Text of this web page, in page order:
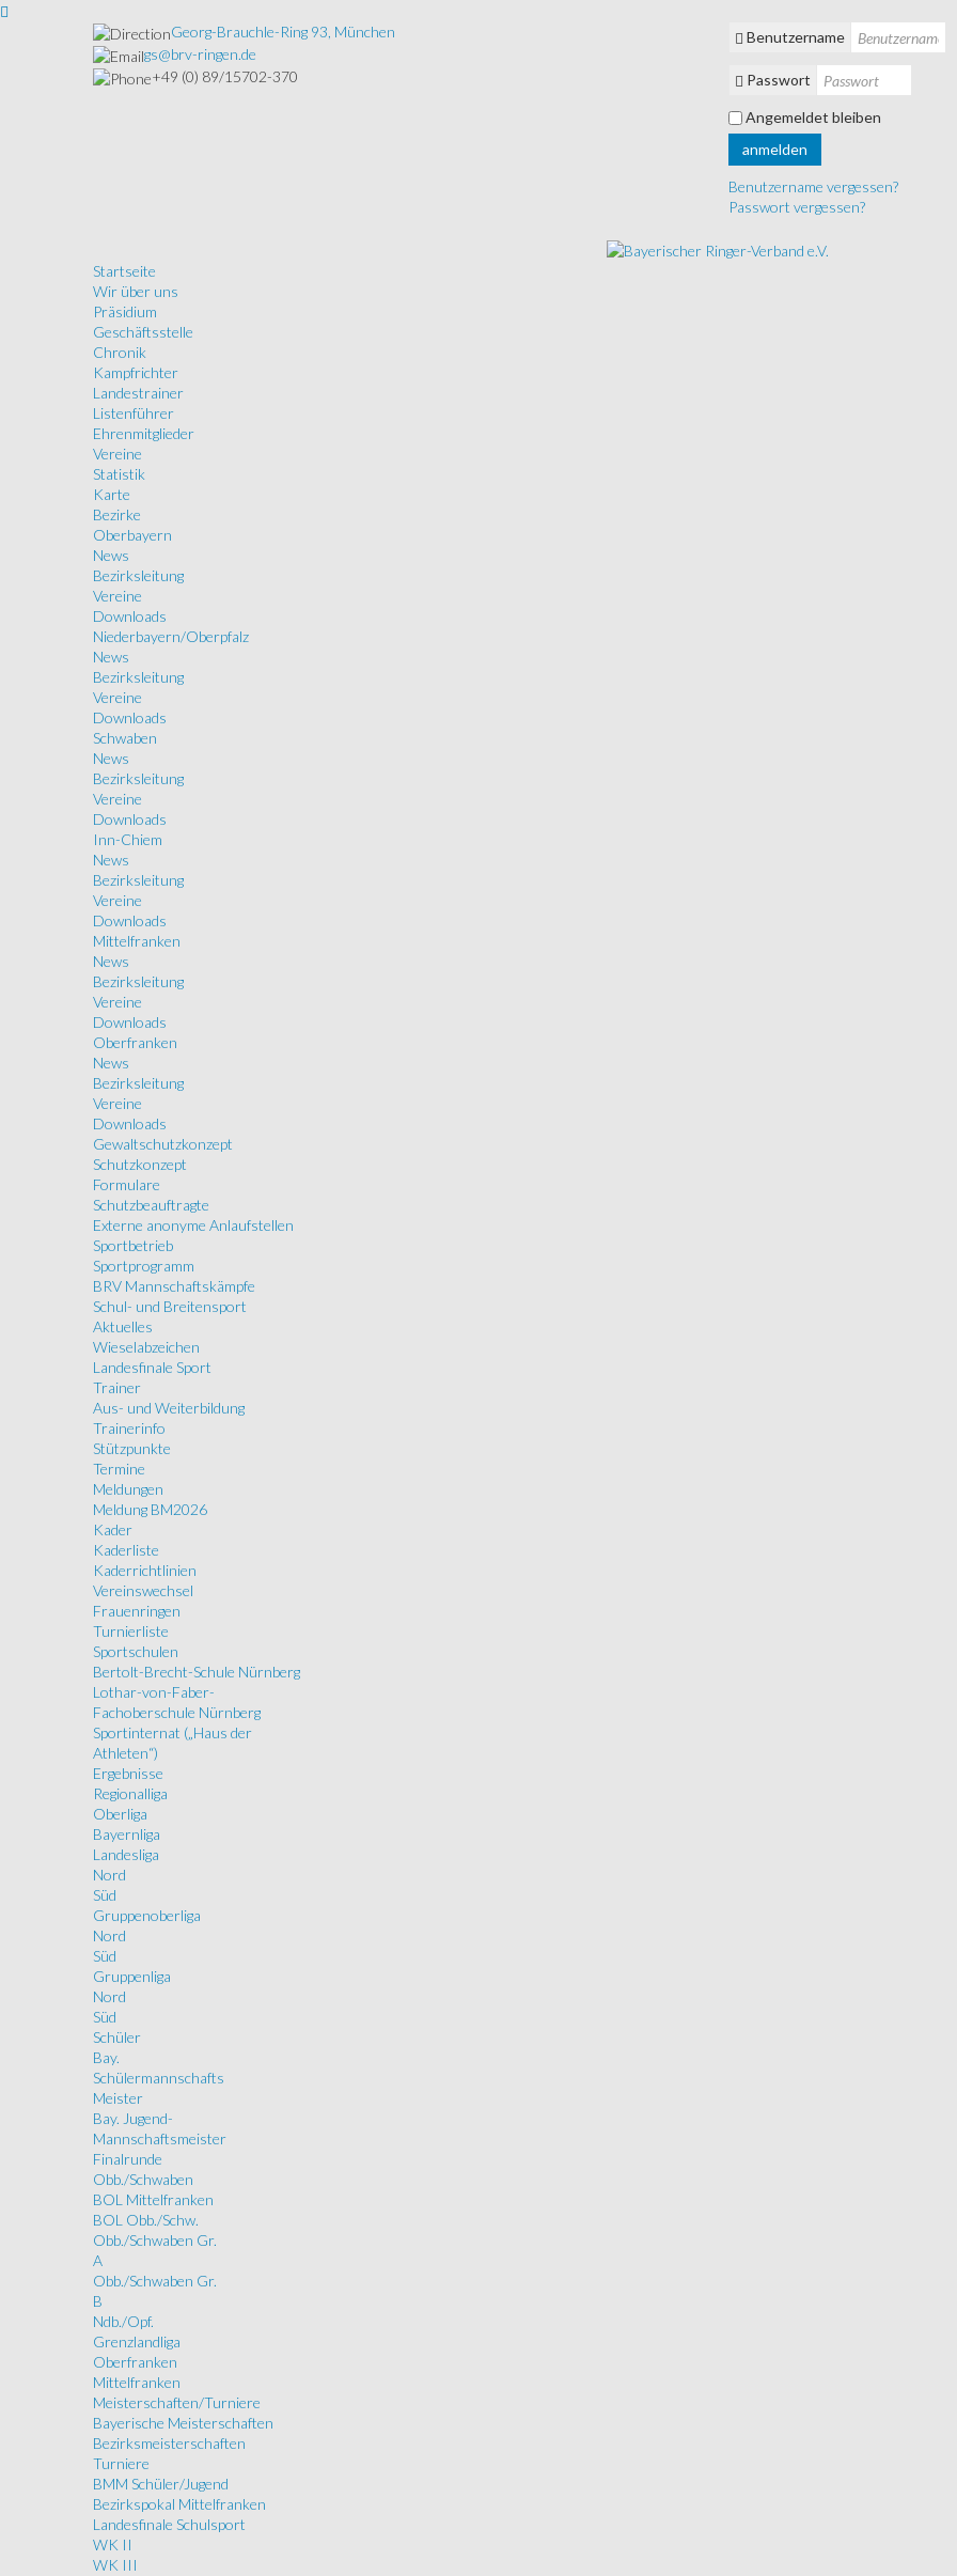
Georg-Brauchle-Ring 93, München
gs@brv-ringen.de
+49 (0) 89/15702-370
Benutzername
Passwort
Angemeldet bleiben
anmelden
Benutzername vergessen?
Passwort vergessen?
Startseite
Wir über uns
Präsidium
Geschäftsstelle
Chronik
Kampfrichter
Landestrainer
Listenführer
Ehrenmitglieder
Vereine
Statistik
Karte
Bezirke
Oberbayern
News
Bezirksleitung
Vereine
Downloads
Niederbayern/Oberpfalz
News
Bezirksleitung
Vereine
Downloads
Schwaben
News
Bezirksleitung
Vereine
Downloads
Inn-Chiem
News
Bezirksleitung
Vereine
Downloads
Mittelfranken
News
Bezirksleitung
Vereine
Downloads
Oberfranken
News
Bezirksleitung
Vereine
Downloads
Gewaltschutzkonzept
Schutzkonzept
Formulare
Schutzbeauftragte
Externe anonyme Anlaufstellen
Sportbetrieb
Sportprogramm
BRV Mannschaftskämpfe
Schul- und Breitensport
Aktuelles
Wieselabzeichen
Landesfinale Sport
Trainer
Aus- und Weiterbildung
Trainerinfo
Stützpunkte
Termine
Meldungen
Meldung BM2026
Kader
Kaderliste
Kaderrichtlinien
Vereinswechsel
Frauenringen
Turnierliste
Sportschulen
Bertolt-Brecht-Schule Nürnberg
Lothar-von-Faber-
Fachoberschule Nürnberg
Sportinternat („Haus der
Athleten“)
Ergebnisse
Regionalliga
Oberliga
Bayernliga
Landesliga
Nord
Süd
Gruppenoberliga
Nord
Süd
Gruppenliga
Nord
Süd
Schüler
Bay.
Schülermannschafts
Meister
Bay. Jugend-
Mannschaftsmeister
Finalrunde
Obb./Schwaben
BOL Mittelfranken
BOL Obb./Schw.
Obb./Schwaben Gr.
A
Obb./Schwaben Gr.
B
Ndb./Opf.
Grenzlandliga
Oberfranken
Mittelfranken
Meisterschaften/Turniere
Bayerische Meisterschaften
Bezirksmeisterschaften
Turniere
BMM Schüler/Jugend
Bezirkspokal Mittelfranken
Landesfinale Schulsport
WK II
WK III